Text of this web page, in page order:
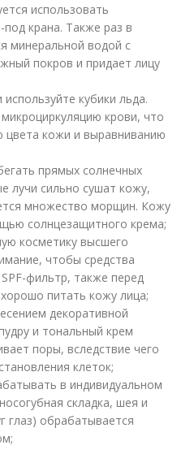
использовать
крана. Также раз в
минеральной водой с
покров и придает лицу
кубики льда.
крови, что
цвета кожи и выравниванию
прямых солнечных
лучи сильно сушат кожу,
множество морщин. Кожу
солнцезащитного крема;
косметику высшего
чтобы средства
фильтр, также перед
питать кожу лица;
декоративной
и тональный крем
поры, вследствие чего
клеток;
в индивидуальном
складка, шея и
глаз) обрабатывается